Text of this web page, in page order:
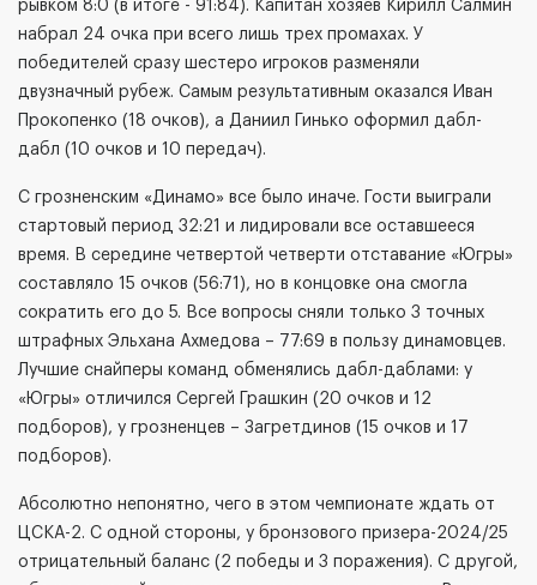
рывком 8:0 (в итоге - 91:84). Капитан хозяев Кирилл Салмин
набрал 24 очка при всего лишь трех промахах. У
победителей сразу шестеро игроков разменяли
двузначный рубеж. Самым результативным оказался Иван
Прокопенко (18 очков), а Даниил Гинько оформил дабл-
дабл (10 очков и 10 передач).
С грозненским «Динамо» все было иначе. Гости выиграли
стартовый период 32:21 и лидировали все оставшееся
время. В середине четвертой четверти отставание «Югры»
составляло 15 очков (56:71), но в концовке она смогла
сократить его до 5. Все вопросы сняли только 3 точных
штрафных Эльхана Ахмедова – 77:69 в пользу динамовцев.
Лучшие снайперы команд обменялись дабл-даблами: у
«Югры» отличился Сергей Грашкин (20 очков и 12
подборов), у грозненцев – Загретдинов (15 очков и 17
подборов).
Абсолютно непонятно, чего в этом чемпионате ждать от
ЦСКА-2. С одной стороны, у бронзового призера-2024/25
отрицательный баланс (2 победы и 3 поражения). С другой,